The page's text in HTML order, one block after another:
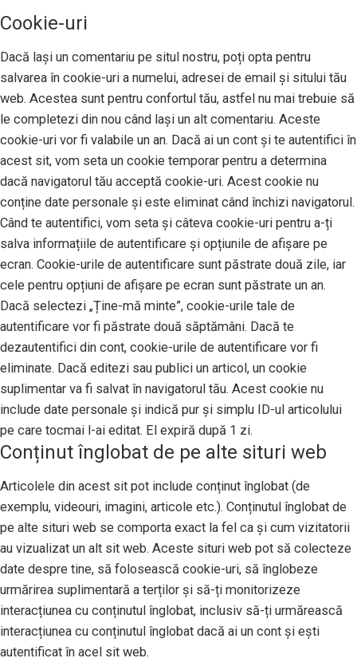
Cookie-uri
Dacă lași un comentariu pe situl nostru, poți opta pentru
salvarea în cookie-uri a numelui, adresei de email și sitului tău
web. Acestea sunt pentru confortul tău, astfel nu mai trebuie să
le completezi din nou când lași un alt comentariu. Aceste
cookie-uri vor fi valabile un an. Dacă ai un cont și te autentifici în
acest sit, vom seta un cookie temporar pentru a determina
dacă navigatorul tău acceptă cookie-uri. Acest cookie nu
conține date personale și este eliminat când închizi navigatorul.
Când te autentifici, vom seta și câteva cookie-uri pentru a-ți
salva informațiile de autentificare și opțiunile de afișare pe
ecran. Cookie-urile de autentificare sunt păstrate două zile, iar
cele pentru opțiuni de afișare pe ecran sunt păstrate un an.
Dacă selectezi „Ține-mă minte”, cookie-urile tale de
autentificare vor fi păstrate două săptămâni. Dacă te
dezautentifici din cont, cookie-urile de autentificare vor fi
eliminate. Dacă editezi sau publici un articol, un cookie
suplimentar va fi salvat în navigatorul tău. Acest cookie nu
include date personale și indică pur și simplu ID-ul articolului
pe care tocmai l-ai editat. El expiră după 1 zi.
Conținut înglobat de pe alte situri web
Articolele din acest sit pot include conținut înglobat (de
exemplu, videouri, imagini, articole etc.). Conținutul înglobat de
pe alte situri web se comporta exact la fel ca și cum vizitatorii
au vizualizat un alt sit web. Aceste situri web pot să colecteze
date despre tine, să folosească cookie-uri, să înglobeze
urmărirea suplimentară a terților și să-ți monitorizeze
interacțiunea cu conținutul înglobat, inclusiv să-ți urmărească
interacțiunea cu conținutul înglobat dacă ai un cont și ești
autentificat în acel sit web.